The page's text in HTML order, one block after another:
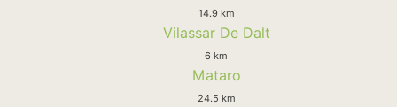
14.9 km
Vilassar De Dalt
6 km
Mataro
24.5 km